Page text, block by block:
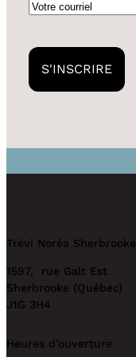
Courriel
S'INSCRIRE
Trévi Noréa Sherbrooke
1597, rue Galt Est
Sherbrooke (Québec)
J1G 3H4
Heures d’ouverture